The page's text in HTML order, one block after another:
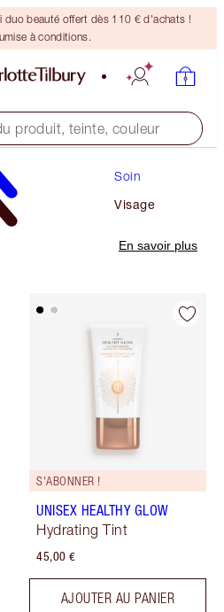
duo beauté offert dès 110 € d'achats !
à conditions.
produit, teinte, couleur
Soin
Visage
En savoir plus
S'ABONNER !
UNISEX HEALTHY GLOW
Hydrating Tint
45,00 €
AJOUTER AU PANIER